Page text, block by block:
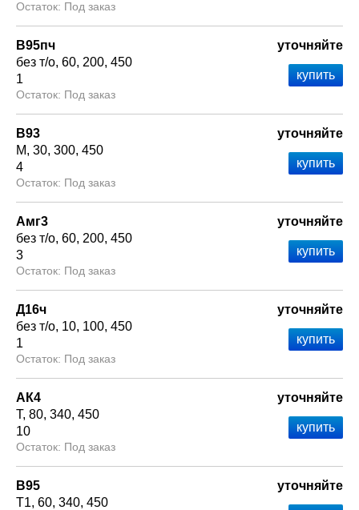
Под заказ
В95пч
без т/о 60 200 450
1
Под заказ
уточняйте
В93
М 30 300 450
4
Под заказ
уточняйте
Амг3
без т/о 60 200 450
3
Под заказ
уточняйте
Д16ч
без т/о 10 100 450
1
Под заказ
уточняйте
АК4
Т 80 340 450
10
Под заказ
уточняйте
В95
Т1 60 340 450
уточняйте